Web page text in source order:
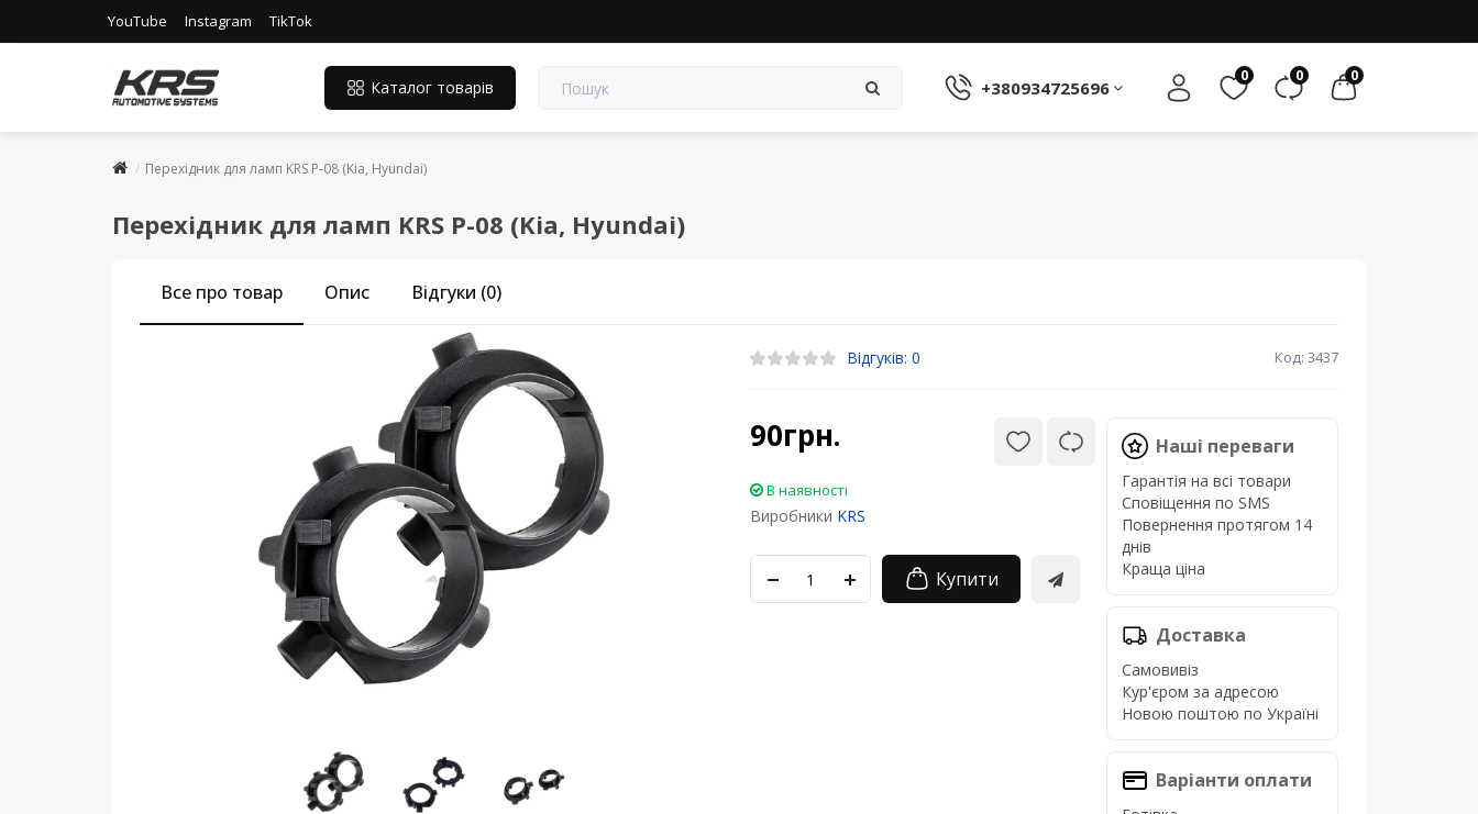
YouTube Instagram TikTok
Каталог товарів +380934725696
0 0 0
Перехідник для ламп KRS P-08 (Kia, Hyundai)
Перехідник для ламп KRS P-08 (Kia, Hyundai)
Все про товар Опис Відгуки (0)
Відгуків: 0 Код: 3437
90грн.
В наявності
Виробники KRS
Купити
Наші переваги
Гарантія на всі товари
Сповіщення по SMS
Повернення протягом 14
днів
Краща ціна
Доставка
Самовивіз
Кур'єром за адресою
Новою поштою по Україні
Варіанти оплати